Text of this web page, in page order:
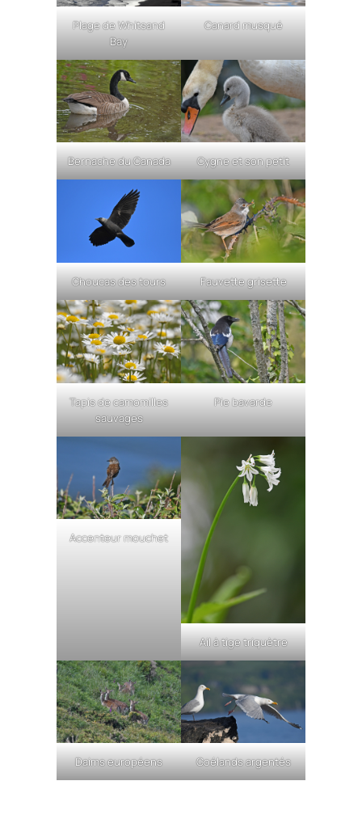
Plage de Whitsand
Bay
Canard musqué
Bernache du Canada Cygne et son petit
Choucas des tours Fauvette grisette
Tapis de camomilles
sauvages
Pie bavarde
Accenteur mouchet
Ail à tige triquètre
Daims européens Goélands argentés